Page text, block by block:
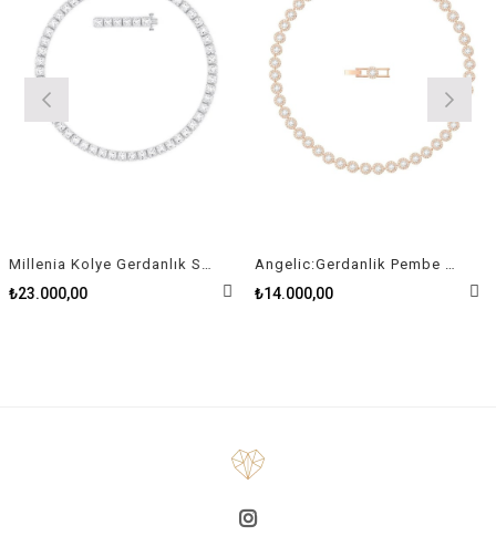
Millenia Kolye Gerdanlık Swarovski Zirconia Kare Kristal Rodyum Kaplama
₺23.000,00
Angelic:Gerdanlik Pembe Altin Kaplama
₺14.000,00